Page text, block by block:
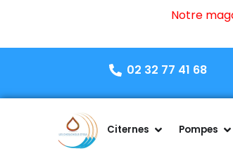
Notre
02 32 77 41 68
Citernes Pompes